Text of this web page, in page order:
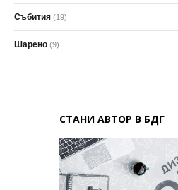
Събития (19)
Шарено (9)
СТАНИ АВТОР В БДГ